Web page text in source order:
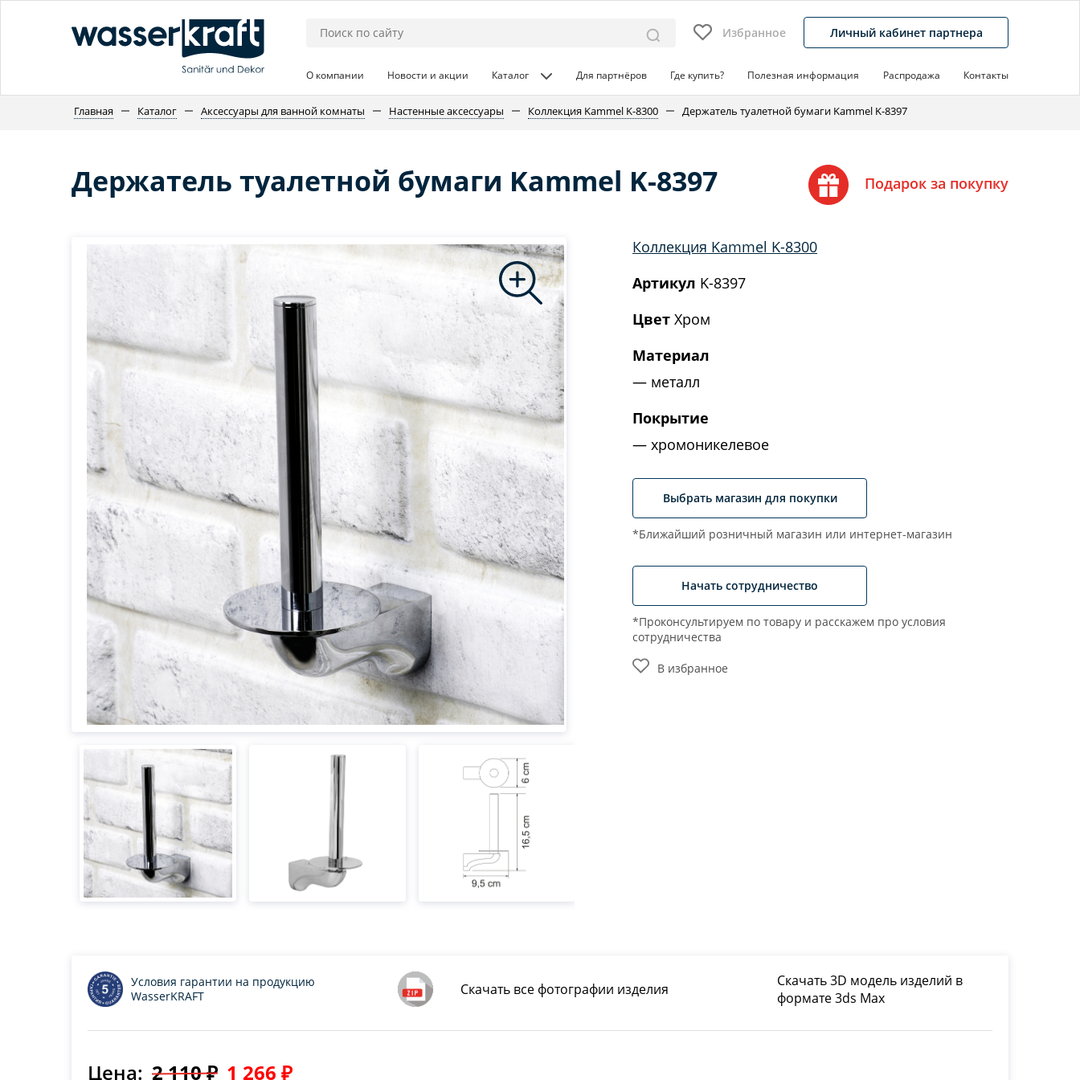
Избранное Личный кабинет партнера
О компании Новости и акции Каталог Для партнёров Где купить? Полезная информация Распродажа Контакты
Главная Каталог Аксессуары для ванной комнаты Настенные аксессуары Коллекция Kammel K-8300 Держатель туалетной бумаги Kammel K-8397
Держатель туалетной бумаги Kammel K-8397 Подарок за покупку
Коллекция Kammel K-8300
Артикул K-8397
Цвет Хром
Материал
металл
Покрытие
хромоникелевое
Выбрать магазин для покупки
*Ближайший розничный магазин или интернет-магазин
Начать сотрудничество
*Проконсультируем по товару и расскажем про условия
сотрудничества
В избранное
Скачать все фотографии изделия
Скачать 3D модель изделий в
формате 3ds Max
Условия гарантии на продукцию
WasserKRAFT
Цена: 2 110 ₽ 1 266 ₽